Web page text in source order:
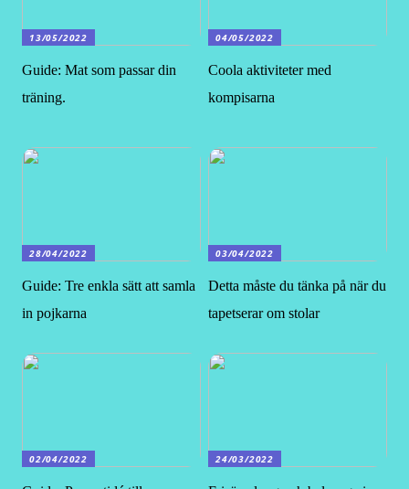
13/05/2022
Guide: Mat som passar din
träning.
04/05/2022
Coola aktiviteter med
kompisarna
28/04/2022
Guide: Tre enkla sätt att samla
in pojkarna
03/04/2022
Detta måste du tänka på när du
tapetserar om stolar
02/04/2022 24/03/2022